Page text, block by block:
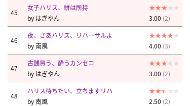
45
女子ハリス、絣は所持
by はぎやん 3.00 (2)
46
夜、さあハリス、リハーサルよ
by南風 4.00 (3)
47
古銭買う、酔うカンセコ
by はぎやん 3.00 (2)
48
ハリス待ちたい、立ちますリハ
by南風 2.50 (2)